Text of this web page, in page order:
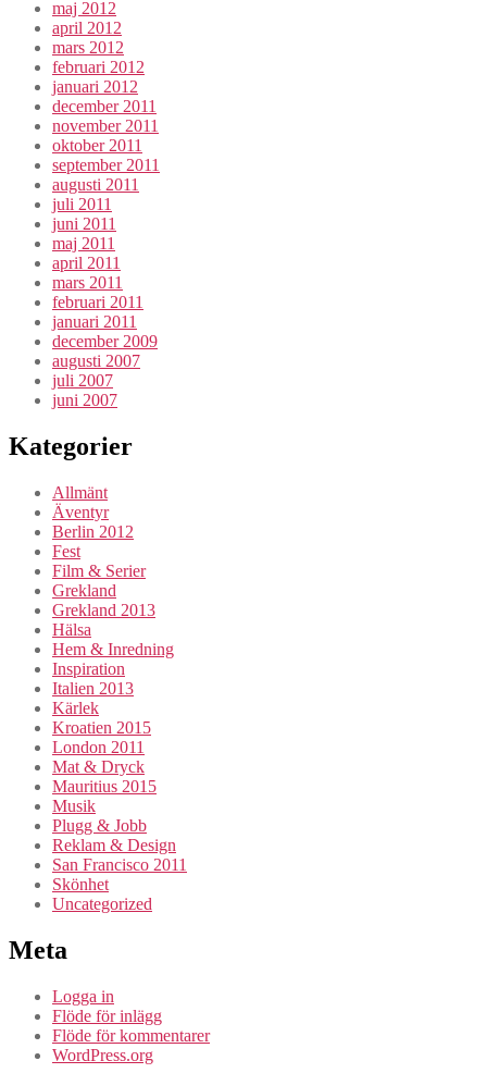
maj 2012
april 2012
mars 2012
februari 2012
januari 2012
december 2011
november 2011
oktober 2011
september 2011
augusti 2011
juli 2011
juni 2011
maj 2011
april 2011
mars 2011
februari 2011
januari 2011
december 2009
augusti 2007
juli 2007
juni 2007
Kategorier
Allmänt
Äventyr
Berlin 2012
Fest
Film & Serier
Grekland
Grekland 2013
Hälsa
Hem & Inredning
Inspiration
Italien 2013
Kärlek
Kroatien 2015
London 2011
Mat & Dryck
Mauritius 2015
Musik
Plugg & Jobb
Reklam & Design
San Francisco 2011
Skönhet
Uncategorized
Meta
Logga in
Flöde för inlägg
Flöde för kommentarer
WordPress.org